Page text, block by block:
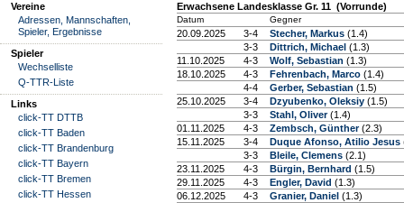
Vereine
Adressen, Mannschaften,
Spieler, Ergebnisse
Spieler
Wechselliste
Q-TTR-Liste
Links
click-TT DTTB
click-TT Baden
click-TT Brandenburg
click-TT Bayern
click-TT Bremen
click-TT Hessen
Erwachsene Landesklasse Gr. 11 (Vorrunde)
Datum Gegner
20.09.2025 3-4 Stecher, Markus (1.4)
3-3
Dittrich, Michael (1.3)
11.10.2025
4-3 Wolf, Sebastian (1.3)
18.10.2025
4-3 Fehrenbach, Marco (1.4)
4-4
Gerber, Sebastian (1.5)
25.10.2025
3-4 Dzyubenko, Oleksiy (1.5)
3-3
Stahl, Oliver(1.4)
01.11.2025
4-3 Zembsch, Günther(2.3)
15.11.2025
3-4 Duque Afonso, Atilio Jesus
3-3
Bleile, Clemens (2.1)
23.11.2025
4-3 Bürgin, Bernhard (1.5)
29.11.2025
4-3 Engler, David (1.3)
06.12.2025
4-3 Granier, Daniel (1.3)